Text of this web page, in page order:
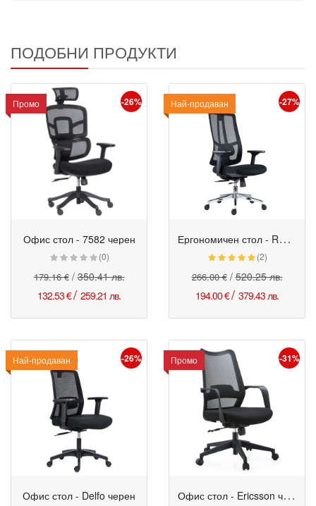
ПОДОБНИ ПРОДУКТИ
Промо
Промо
-26%
Офис стол - 7582 черен
(0)
179.16 €/350.41 лв.
132.53 €/ 259.21 лв.
Промо
Най-продаван
Промо
-27%
Е
ргономичен стол - Ruben черен
(2)
266.00 €/520.25 лв.
194.00 €/ 379.43 лв.
Промо
Най-продаван
Промо
-26%
Офис стол - Delfo черен
Промо
Промо
-31%
О
фис стол - Ericsson черен